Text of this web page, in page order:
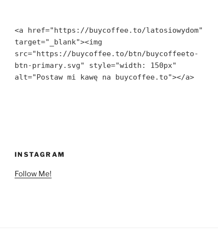
<a href="https://buycoffee.to/latosiowydom"
target="_blank"><img
src="https://buycoffee.to/btn/buycoffeeto-
btn-primary.svg" style="width: 150px"
alt="Postaw mi kawę na buycoffee.to"></a>
INSTAGRAM
Follow Me!